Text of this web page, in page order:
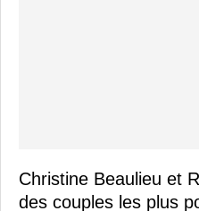
Christine Beaulieu et
des couples les plus